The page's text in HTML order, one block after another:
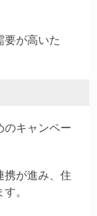
要が高いた
のキャンペー
携が進み、住
。